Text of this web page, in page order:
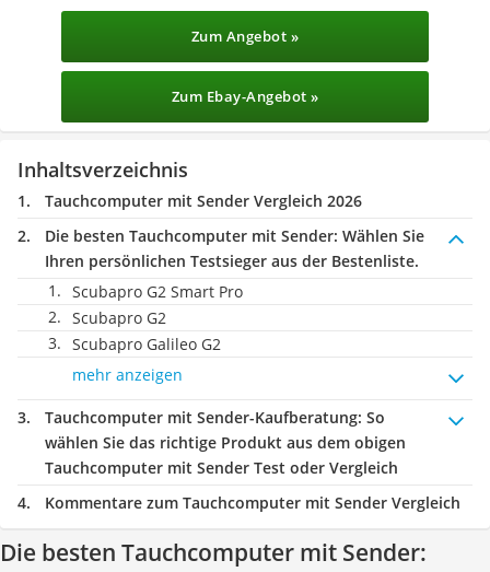
Zum Angebot »
Zum Ebay-Angebot »
Inhaltsverzeichnis
Tauchcomputer mit Sender Vergleich 2026
Die besten Tauchcomputer mit Sender: Wählen Sie
Ihren persönlichen Testsieger aus der Bestenliste.
Scubapro G2 Smart Pro
Scubapro G2
Scubapro Galileo G2
mehr anzeigen
Tauchcomputer mit Sender-Kaufberatung: So
wählen Sie das richtige Produkt aus dem obigen
Tauchcomputer mit Sender Test oder Vergleich
Kommentare zum Tauchcomputer mit Sender Vergleich
Die besten Tauchcomputer mit Sender: